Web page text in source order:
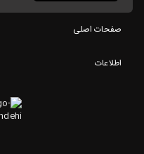
صفحات اصلی
اطلاعات